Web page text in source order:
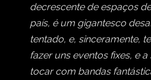
decrescente de espaços
país, é um gigantesco
tentado, e, sinceramente,
fazer uns eventos fixes, e
tocar com bandas